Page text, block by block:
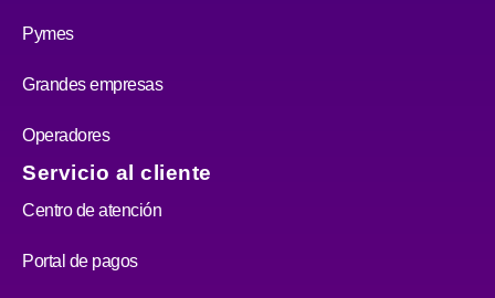
Pymes
Grandes empresas
Operadores
Servicio al cliente
Centro de atención
Portal de pagos